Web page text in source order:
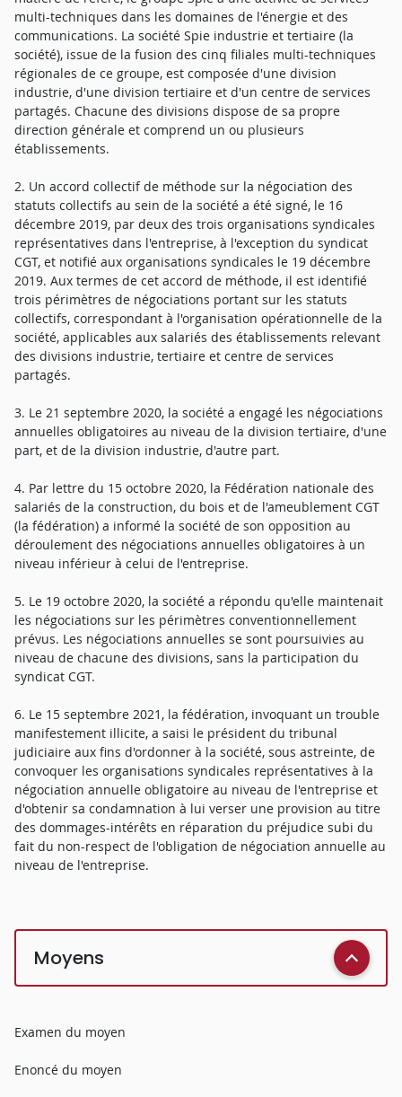
multi-techniques dans les domaines de l'énergie et des
communications. La société Spie industrie et tertiaire (la
société), issue de la fusion des cinq filiales multi-techniques
régionales de ce groupe, est composée d'une division
industrie, d'une division tertiaire et d'un centre de services
partagés. Chacune des divisions dispose de sa propre
direction générale et comprend un ou plusieurs
établissements.
2. Un accord collectif de méthode sur la négociation des
statuts collectifs au sein de la société a été signé, le 16
décembre 2019, par deux des trois organisations syndicales
représentatives dans l'entreprise, à l'exception du syndicat
CGT, et notifié aux organisations syndicales le 19 décembre
2019. Aux termes de cet accord de méthode, il est identifié
trois périmètres de négociations portant sur les statuts
collectifs, correspondant à l'organisation opérationnelle de la
société, applicables aux salariés des établissements relevant
des divisions industrie, tertiaire et centre de services
partagés.
3. Le 21 septembre 2020, la société a engagé les négociations
annuelles obligatoires au niveau de la division tertiaire, d'une
part, et de la division industrie, d'autre part.
4. Par lettre du 15 octobre 2020, la Fédération nationale des
salariés de la construction, du bois et de l'ameublement CGT
(la fédération) a informé la société de son opposition au
déroulement des négociations annuelles obligatoires à un
niveau inférieur à celui de l'entreprise.
5. Le 19 octobre 2020, la société a répondu qu'elle maintenait
les négociations sur les périmètres conventionnellement
prévus. Les négociations annuelles se sont poursuivies au
niveau de chacune des divisions, sans la participation du
syndicat CGT.
6. Le 15 septembre 2021, la fédération, invoquant un trouble
manifestement illicite, a saisi le président du tribunal
judiciaire aux fins d'ordonner à la société, sous astreinte, de
convoquer les organisations syndicales représentatives à la
négociation annuelle obligatoire au niveau de l'entreprise et
d'obtenir sa condamnation à lui verser une provision au titre
des dommages-intérêts en réparation du préjudice subi du
fait du non-respect de l'obligation de négociation annuelle au
niveau de l'entreprise.
Moyens
Examen du moyen
Enoncé du moyen